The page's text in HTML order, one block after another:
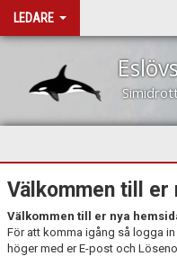
LEDARE
HEM
NYHETER
KALENDER
Välkommen till er
Välkommen till er nya
För att komma igång så logga in
höger med er E-post och